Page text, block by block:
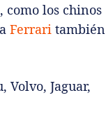
como los chinos
Ferrari también
Volvo, Jaguar,